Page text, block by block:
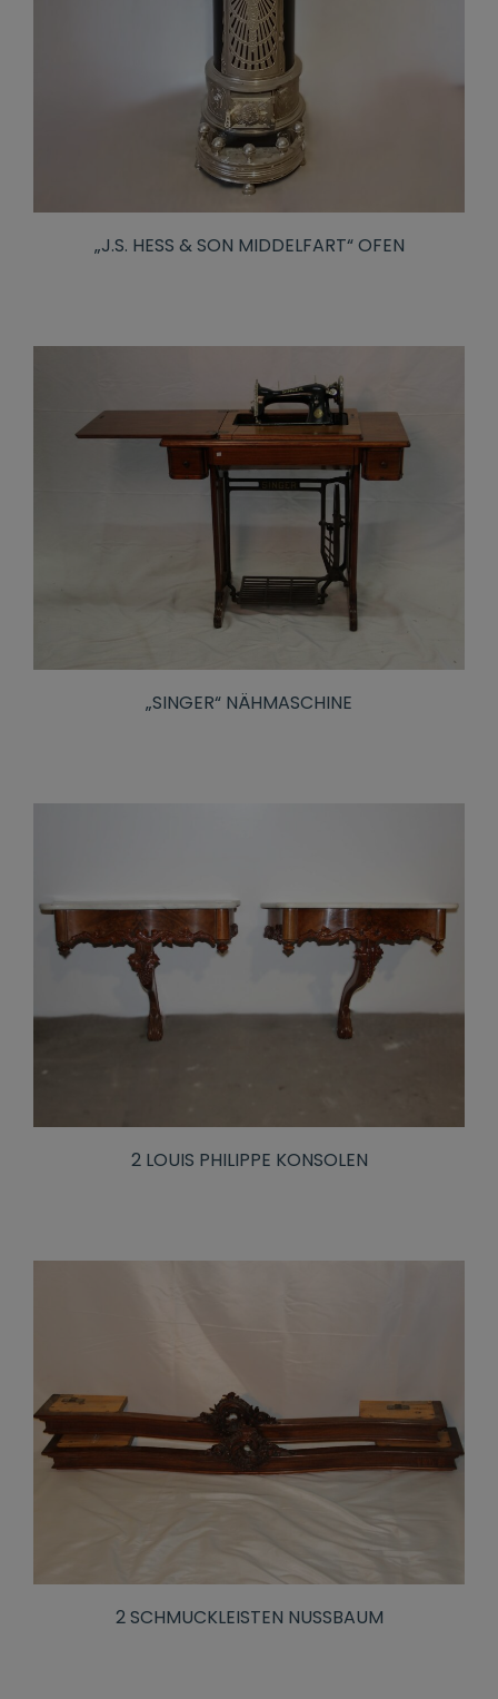
„J.S. HESS & SON MIDDELFART“ OFEN
„SINGER“ NÄHMASCHINE
2 LOUIS PHILIPPE KONSOLEN
2 SCHMUCKLEISTEN NUSSBAUM